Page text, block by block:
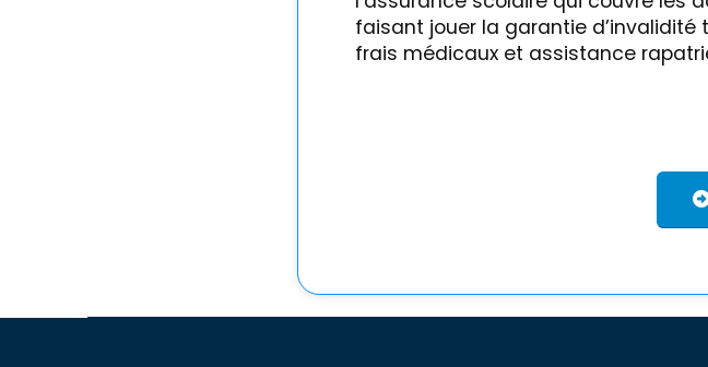
faisant jouer la garantie
frais médicaux et assistance